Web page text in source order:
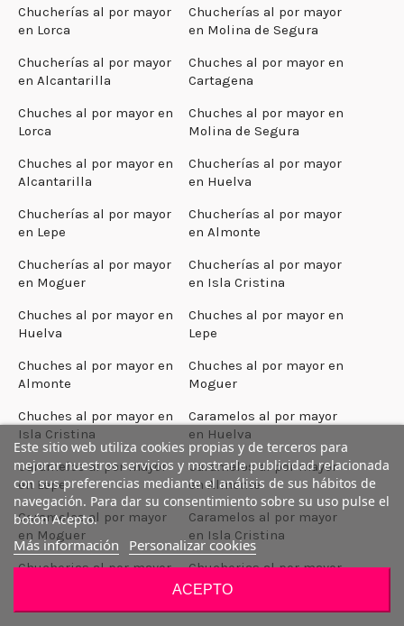
Chucherías al por mayor
en Lorca
Chucherías al por mayor
en Molina de Segura
Chucherías al por mayor
en Alcantarilla
Chuches al por mayor en
Cartagena
Chuches al por mayor en
Lorca
Chuches al por mayor en
Molina de Segura
Chuches al por mayor en
Alcantarilla
Chucherías al por mayor
en Huelva
Chucherías al por mayor
en Lepe
Chucherías al por mayor
en Almonte
Chucherías al por mayor
en Moguer
Chucherías al por mayor
en Isla Cristina
Chuches al por mayor en
Huelva
Chuches al por mayor en
Lepe
Chuches al por mayor en
Almonte
Chuches al por mayor en
Moguer
Chuches al por mayor en
Isla Cristina
Caramelos al por mayor
en Huelva
Caramelos al por mayor
en Lepe
Caramelos al por mayor
en Almonte
Caramelos al por mayor
en Moguer
Caramelos al por mayor
en Isla Cristina
Chucherias al por mayor
Chucherias al por mayor
en Santiago de
Este sitio web utiliza cookies propias y de terceros para
mejorar nuestros servicios y mostrarle publicidad relacionada
con sus preferencias mediante el análisis de sus hábitos de
navegación. Para dar su consentimiento sobre su uso pulse el
botón Acepto.
Más información Personalizar cookies
ACEPTO